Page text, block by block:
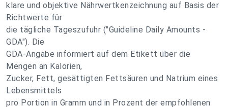
klare und objektive Nährwertkenzeichnung auf Basis der
Richtwerte für
die tägliche Tageszufuhr ("Guideline Daily Amounts -
GDA"). Die
GDA-Angabe informiert auf dem Etikett über die
Mengen an Kalorien,
Zucker, Fett, gesättigten Fettsäuren und Natrium eines
Lebensmittels
pro Portion in Gramm und in Prozent der empfohlenen